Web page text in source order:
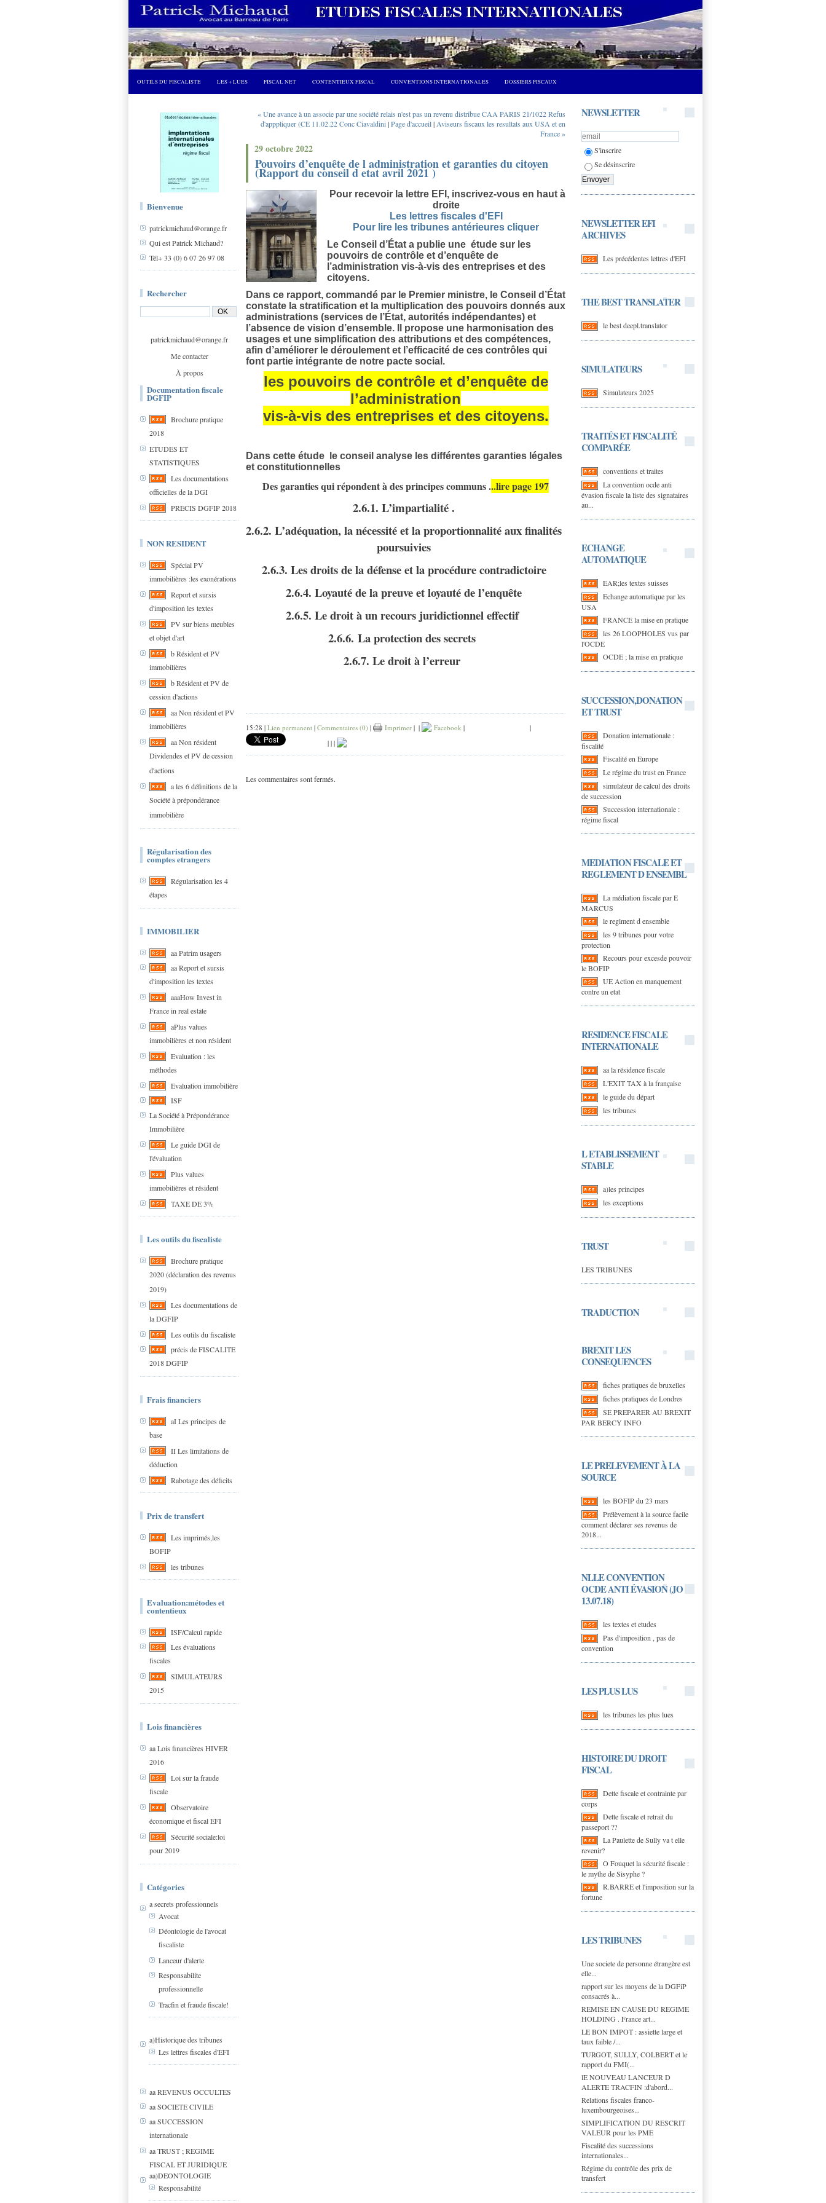
OUTILS DU FISCALISTE LES + LUES FISCAL NET CONTENTIEUX FISCAL CONVENTIONS INTERNATIONALES DOSSIERS FISCAUX
Bienvenue
patrickmichaud@orange.fr
Qui est Patrick Michaud?
Tél+ 33 (0) 6 07 26 97 08
Rechercher
patrickmichaud@orange.fr
Me contacter
À propos
Documentation fiscale
DGFIP
Brochure pratique
2018
ETUDES ET
STATISTIQUES
Les documentations
officielles de la DGI
PRECIS DGFIP 2018
NON RESIDENT
Spécial PV
immobilières :les exonérations
Report et sursis
d'imposition les textes
PV sur biens meubles
et objet d'art
b Résident et PV
immobilières
b Résident et PV de
cession d'actions
aa Non résident et PV
immobilières
aa Non résident
Dividendes et PV de cession
d'actions
a les 6 définitions de la
Société à prépondérance
immobilière
Régularisation des
comptes etrangers
Régularisation les 4
étapes
IMMOBILIER
aa Patrim usagers
aa Report et sursis
d'imposition les textes
aaaHow Invest in
France in real estate
aPlus values
immobilières et non résident
Evaluation : les
méthodes
Evaluation immobilière
ISF
La Société à Prépondérance
Immobilière
Le guide DGI de
l'évaluation
Plus values
immobilières et résident
TAXE DE 3%
Les outils du fiscaliste
Brochure pratique
2020 (déclaration des revenus
2019)
Les documentations de
la DGFIP
Les outils du fiscaliste
précis de FISCALITE
2018 DGFIP
Frais financiers
aI Les principes de
base
II Les limitations de
déduction
Rabotage des déficits
Prix de transfert
Les imprimés,les
BOFIP
les tribunes
Evaluation:métodes et
contentieux
ISF/Calcul rapide
Les évaluations
fiscales
SIMULATEURS
2015
Lois financières
aa Lois financières HIVER
2016
Loi sur la fraude
fiscale
Observatoire
économique et fiscal EFI
Sécurité sociale:loi
pour 2019
Catégories
a secrets professionnels
Avocat
Déontologie de l'avocat
fiscaliste
Lanceur d'alerte
Responsabilite
professionnelle
Tracfin et fraude fiscale!
a)Historique des tribunes
Les lettres fiscales d'EFI
aa REVENUS OCCULTES
aa SOCIETE CIVILE
aa SUCCESSION
internationale
aa TRUST ; REGIME
FISCAL ET JURIDIQUE
aa)DEONTOLOGIE
Responsabilité
NEWSLETTER
S'inscrire
Se désinscrire
NEWSLETTER EFI
ARCHIVES
Les précédentes lettres d'EFI
THE BEST TRANSLATER
le best deepl.translator
SIMULATEURS
Simulateurs 2025
TRAITÉS ET FISCALITÉ
COMPARÉE
conventions et traites
La convention ocde anti
évasion fiscale la liste des signataires
au...
ECHANGE
AUTOMATIQUE
EAR;les textes suisses
Echange automatique par les
USA
FRANCE la mise en pratique
les 26 LOOPHOLES vus par
l'OCDE
OCDE ; la mise en pratique
SUCCESSION,DONATION
ET TRUST
Donation internationale :
fiscalité
Fiscalité en Europe
Le régime du trust en France
simulateur de calcul des droits
de succession
Succession internationale :
régime fiscal
MEDIATION FISCALE ET
REGLEMENT D ENSEMBL
La médiation fiscale par E
MARCUS
le reglment d ensemble
les 9 tribunes pour votre
protection
Recours pour excesde pouvoir
le BOFIP
UE Action en manquement
contre un etat
RESIDENCE FISCALE
INTERNATIONALE
aa la résidence fiscale
L'EXIT TAX à la française
le guide du départ
les tribunes
L ETABLISSEMENT
STABLE
a)les principes
les exceptions
TRUST
LES TRIBUNES
TRADUCTION
BREXIT LES
CONSEQUENCES
fiches pratiques de bruxelles
fiches pratiques de Londres
SE PREPARER AU BREXIT
PAR BERCY INFO
LE PRELEVEMENT À LA
SOURCE
les BOFIP du 23 mars
Prélèvement à la source facile
comment déclarer ses revenus de
2018...
NLLE CONVENTION
OCDE ANTI ÉVASION (JO
13.07.18)
les textes et etudes
Pas d'imposition , pas de
convention
LES PLUS LUS
les tribunes les plus lues
HISTOIRE DU DROIT
FISCAL
Dette fiscale et contrainte par
corps
Dette fiscale et retrait du
passeport ??
La Paulette de Sully va t elle
revenir?
O Fouquet la sécurité fiscale :
le mythe de Sisyphe ?
R.BARRE et l'imposition sur la
fortune
LES TRIBUNES
Une societe de personne étrangère est
elle...
rapport sur les moyens de la DGFiP
consacrés à...
REMISE EN CAUSE DU REGIME
HOLDING . France art...
LE BON IMPOT : assiette large et
taux faible /...
TURGOT, SULLY, COLBERT et le
rapport du FMI(...
lE NOUVEAU LANCEUR D
ALERTE TRACFIN :d'abord...
Relations fiscales franco-
luxembourgeoises...
SIMPLIFICATION DU RESCRIT
VALEUR pour les PME
Fiscalité des successions
internationales...
Régime du contrôle des prix de
transfert
« Une avance à un associe par une société relais n'est pas un revenu distribue CAA PARIS 21/1022 Refus
d'apppliquer (CE 11.02.22 Conc Ciavaldini|Page d'accueil| Aviseurs fiscaux les resultats aux USA et en
France »
29 octobre 2022
Pouvoirs d’enquête de l administration et garanties du citoyen
(Rapport du conseil d etat avril 2021 )
Pour recevoir la lettre EFI, inscrivez-vous en haut à
droite
Les lettres fiscales d'EFI
Pour lire les tribunes antérieures cliquer
Le Conseil d’État a publie une étude sur les
pouvoirs de contrôle et d’enquête de
l’administration vis-à-vis des entreprises et des
citoyens.
Dans ce rapport, commandé par le Premier ministre, le Conseil d’État
constate la stratification et la multiplication des pouvoirs donnés aux
administrations (services de l’État, autorités indépendantes) et
l’absence de vision d’ensemble. Il propose une harmonisation des
usages et une simplification des attributions et des compétences,
afin d’améliorer le déroulement et l’efficacité de ces contrôles qui
font partie intégrante de notre pacte social.
les pouvoirs de contrôle et d’enquête de
l’administration
vis-à-vis des entreprises et des citoyens.
Dans cette étude le conseil analyse les différentes garanties légales
et constitutionnelles
Des garanties qui répondent à des principes communs ...lire page 197
2.6.1. L’impartialité .
2.6.2. L’adéquation, la nécessité et la proportionnalité aux finalités
poursuivies
2.6.3. Les droits de la défense et la procédure contradictoire
2.6.4. Loyauté de la preuve et loyauté de l’enquête
2.6.5. Le droit à un recours juridictionnel effectif
2.6.6. La protection des secrets
2.6.7. Le droit à l’erreur
15:28 | Lien permanent | Commentaires (0) | Imprimer | | Facebook |
|
| | |
Les commentaires sont fermés.